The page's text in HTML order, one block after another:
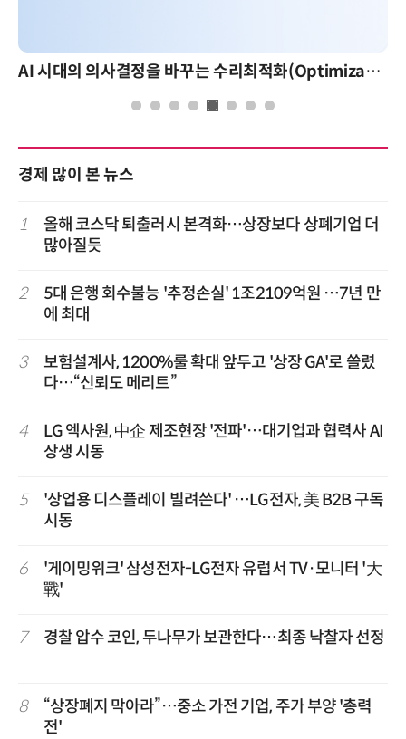
AI 시대의 의사결정을 바꾸는 수리최적화(Optimization): 실제 산업 적용 사례와 활용 전략
경제 많이 본 뉴스
1
올해 코스닥 퇴출러시 본격화…상장보다 상폐기업 더
많아질듯
2
5대 은행 회수불능 '추정손실' 1조2109억원 …7년 만
에 최대
3
보험설계사, 1200%룰 확대 앞두고 '상장 GA'로 쏠렸
다…“신뢰도 메리트”
4
LG 엑사원, 中企 제조현장 '전파'…대기업과 협력사 AI
상생 시동
5
'상업용 디스플레이 빌려쓴다' …LG전자, 美 B2B 구독
시동
6
'게이밍위크' 삼성전자-LG전자 유럽서 TV·모니터 '大
戰'
7 경찰 압수 코인, 두나무가 보관한다…최종 낙찰자 선정
8
“상장폐지 막아라”…중소 가전 기업, 주가 부양 '총력
전'